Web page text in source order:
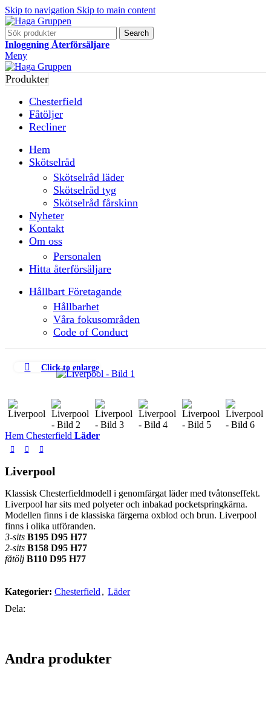
Skip to navigation Skip to main content
Search
Inloggning Återförsäljare
Meny
Produkter
Chesterfield
Fåtöljer
Recliner
Hem
Skötselråd
Skötselråd läder
Skötselråd tyg
Skötselråd fårskinn
Nyheter
Kontakt
Om oss
Personalen
Hitta återförsäljare
Hållbart Företagande
Hållbarhet
Våra fokusområden
Code of Conduct
Click to enlarge
Hem Chesterfield Läder
Liverpool
Klassisk Chesterfieldmodell i genomfärgat läder med tvåtonseffekt.
Liverpool har sits med polyeter och inbakad pocketspringkärna.
Modellen finns i de klassiska färgerna oxblod och brun. Liverpool
finns i olika utföranden.
3-sits B195 D95 H77
2-sits B158 D95 H77
fåtölj B110 D95 H77
Kategorier: Chesterfield , Läder
Dela:
Andra produkter